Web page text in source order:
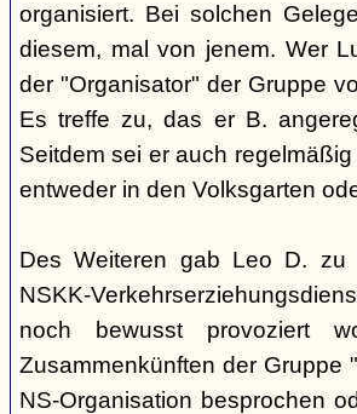
organisiert. Bei solchen
diesem, mal von jenem. Wer
der "Organisator" der Gruppe
Es treffe zu, das er B.
Seitdem sei er auch
entweder in den Volksgarten
Des Weiteren gab Leo D. zu
NSKK-
noch bewusst provoziert
Zusammenkünften der Gruppe
NS-Organisation besprochen